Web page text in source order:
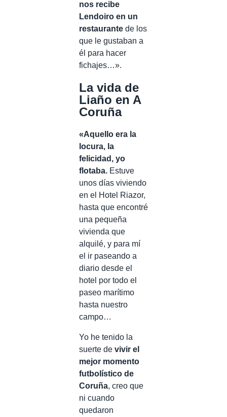
nos recibe
Lendoiro en un
restaurante de los
que le gustaban a
él para hacer
fichajes…».
La vida de
Liaño en A
Coruña
«Aquello era la
locura, la
felicidad, yo
flotaba. Estuve
unos días viviendo
en el Hotel Riazor,
hasta que encontré
una pequeña
vivienda que
alquilé, y para mí
el ir paseando a
diario desde el
hotel por todo el
paseo marítimo
hasta nuestro
campo…
Yo he tenido la
suerte de vivir el
mejor momento
futbolístico de
Coruña, creo que
ni cuando
quedaron